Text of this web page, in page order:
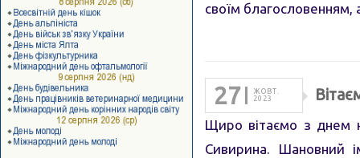
своїм
27
ЖОВТ.
2023
Щиро вітаємо з днем
Сивирина. Шановний